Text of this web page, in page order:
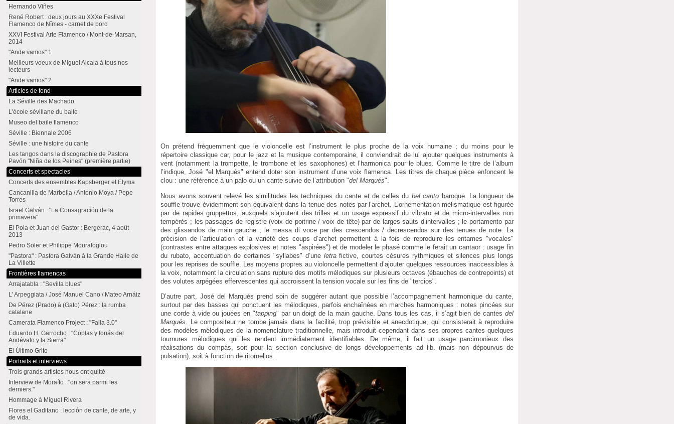
On prétend fréquemment que le violoncelle est l’instrument le plus proche de la voix humaine ; du moins pour le
répertoire classique car, pour le jazz et la musique contemporaine, il conviendrait de lui ajouter quelques instruments à
vent (notamment la trompette, le trombone et les saxophones) et l’harmonica pour le blues. Comme le titre de l’album
l’indique, José "el Marqués" entend doter son instrument d’une voix flamenca. Les titres de chaque pièce enfoncent le
clou : une référence à un palo ou un cante suivie de l’attribution "del Marqués".
Nous avons souvent relevé les similitudes les techniques du cante et de celles du bel canto baroque. La longueur de
souffle trouve évidemment son équivalent dans la tenue des notes par l’archet. L’ornementation mélismatique est figurée
par de rapides gruppettos, auxquels s’ajoutent des trilles et un usage expressif du vibrato et de micro-intervalles non
tempérés ; les passages de registre (voix de poitrine / voix de tête) par de larges sauts d’intervalles ; le portamento par
des glissandos de main gauche ; le messa di voce par des crescendos / decrescendos sur des tenues de note. La
précision de l’articulation et la variété des coups d’archet permettent à la fois de reproduire les entames "vocales"
(contrastes entre attaques explosives et notes "aspirées") et de modeler le phasé comme le ferait un cantaor : usage fin
du rubato, accentuation de certaines "syllabes" d’une letrafictive, courtes césures rythmiques et silences plus longs
pour les reprises de souffle. Les moyens propres au violoncelle permettent d’ajouter quelques ressources inaccessibles à
la voix, notamment la circulation sans rupture des motifs mélodiques sur plusieurs octaves (ébauches de contrepoints) et
des volutes arpégées effervescentes qui accroissent la tension vocale sur les fins de "tercios".
D’autre part, José del Marqués prend soin de suggérer autant que possible l’accompagnement harmonique du cante,
surtout par des basses qui ponctuent les mélodiques, parfois enchaînées en marches harmoniques : notes pincées sur
une corde à vide ou jouées en "tapping" par un doigt de la main gauche. Dans tous les cas, il s’agit bien de cantes del
Marqués . Le compositeur ne tombe jamais dans la facilité, trop prévisible et anecdotique, qui consisterait à reproduire
des modèles mélodiques de la nomenclature traditionnelle, mais introduit cependant dans ses propres cantes quelques
tournures mélodiques qui les rendent immédiatement identifiables. De même, il fait un usage parcimonieux des
réalisations du compás, soit pour la section conclusive de longs développements ad lib. (mais non dépourvus de
pulsation), soit à fonction de ritornellos.
Hernando Viñes
René Robert : deux jours au XXXe Festival
Flamenco de Nîmes - carnet de bord
XXVI Festival Arte Flamenco / Mont-de-Marsan,
2014
"Ande vamos" 1
Meilleurs voeux de Miguel Alcala à tous nos
lecteurs
"Ande vamos" 2
Articles de fond
La Séville des Machado
L’école sévillane du baile
Museo del baile flamenco
Séville : Biennale 2006
Séville : une histoire du cante
Les tangos dans la discographie de Pastora
Pavón "Niña de los Peines" (première partie)
Concerts et spectacles
Concerts des ensembles Kapsberger et Elyma
Cancanilla de Marbella / Antonio Moya / Pepe
Torres
Israel Galván : "La Consagración de la
primavera"
El Pola et Juan del Gastor : Bergerac, 4 août
2013
Pedro Soler et Philippe Mouratoglou
"Pastora" : Pastora Galván à la Grande Halle de
La Villette
Frontières flamencas
Arrajatabla : "Sevilla blues"
L’ Arpeggiata / José Manuel Cano / Mateo Arnáiz
De Pérez (Prado) à (Gato) Pérez : la rumba
catalane
Camerata Flamenco Project : "Falla 3.0"
Eduardo H. Garrocho : "Coplas y tonás del
Andévalo y la Sierra"
El Último Grito
Portraits et interviews
Trois grands artistes nous ont quitté
Interview de Moraíto : "on sera parmi les
derniers."
Hommage à Miguel Rivera
Flores el Gaditano : lección de cante, de arte, y
de vida.